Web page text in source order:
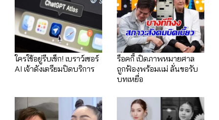
ใครใช้อยู่รีบเช็ก! เบราว์เซอร์
AI เจ้าดังเตรียมปิดบริการ
ร็อคกี้ เปิดภาพหมายศาล
ถูกฟ้องพร้อมแม่ ลั่นขอรับ
บทเหยื่อ